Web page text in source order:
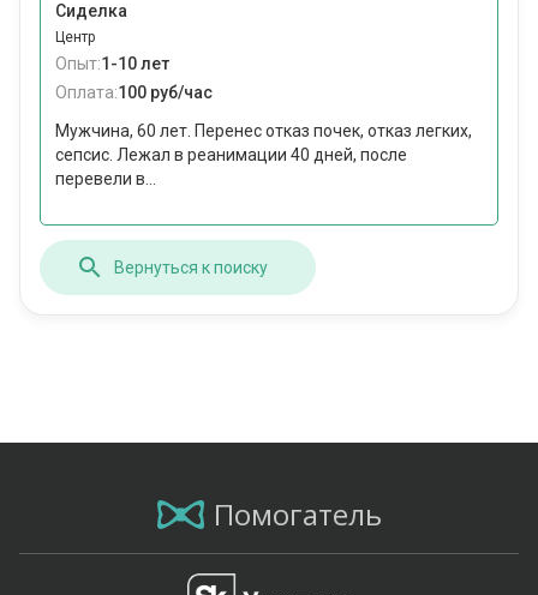
Сиделка
Центр
Опыт:1-10 лет
Оплата:100 руб/час
Мужчина, 60 лет. Перенес отказ почек, отказ легких,
сепсис. Лежал в реанимации 40 дней, после
перевели в...
Вернуться к поиску
Помогатель